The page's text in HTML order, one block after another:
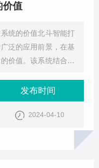
价值
统的价值北斗智能打
泛的应用前景，在基
价值。该系统结合北
高的问题而设计，不
低了施工成本，为现
。首先，北斗智能打
天线一体化终端接收
发布时间
2024-04-10